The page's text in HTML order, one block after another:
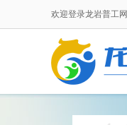
欢迎登录龙岩普工